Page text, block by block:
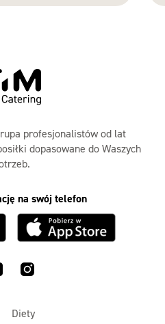
2250kcal
wygoda!
profesjonalistów od lat
dopasowane do Waszych
na swój telefon
Diety